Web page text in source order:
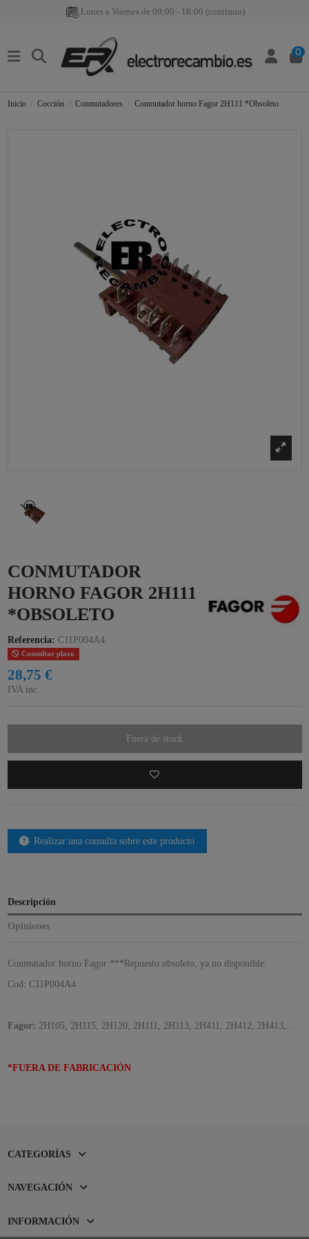
Lunes a Viernes de 09:00 - 18:00 (continuo)
0
Inicio Cocción Conmutadores Conmutador horno Fagor 2H111 *Obsoleto
CONMUTADOR
HORNO FAGOR 2H111
*OBSOLETO
Referencia: C11P004A4
Consultar plazo
28,75 €
IVA inc.
Fuera de stock
Realizar una consulta sobre este producto
Descripción
Opiniones
Conmutador horno Fagor ***Repuesto obsoleto, ya no disponible.
Cod: C11P004A4
Fagor: 2H105, 2H115, 2H120, 2H111, 2H113, 2H411, 2H412, 2H413,...
*FUERA DE FABRICACIÓN
CATEGORÍAS
NAVEGACIÓN
INFORMACIÓN